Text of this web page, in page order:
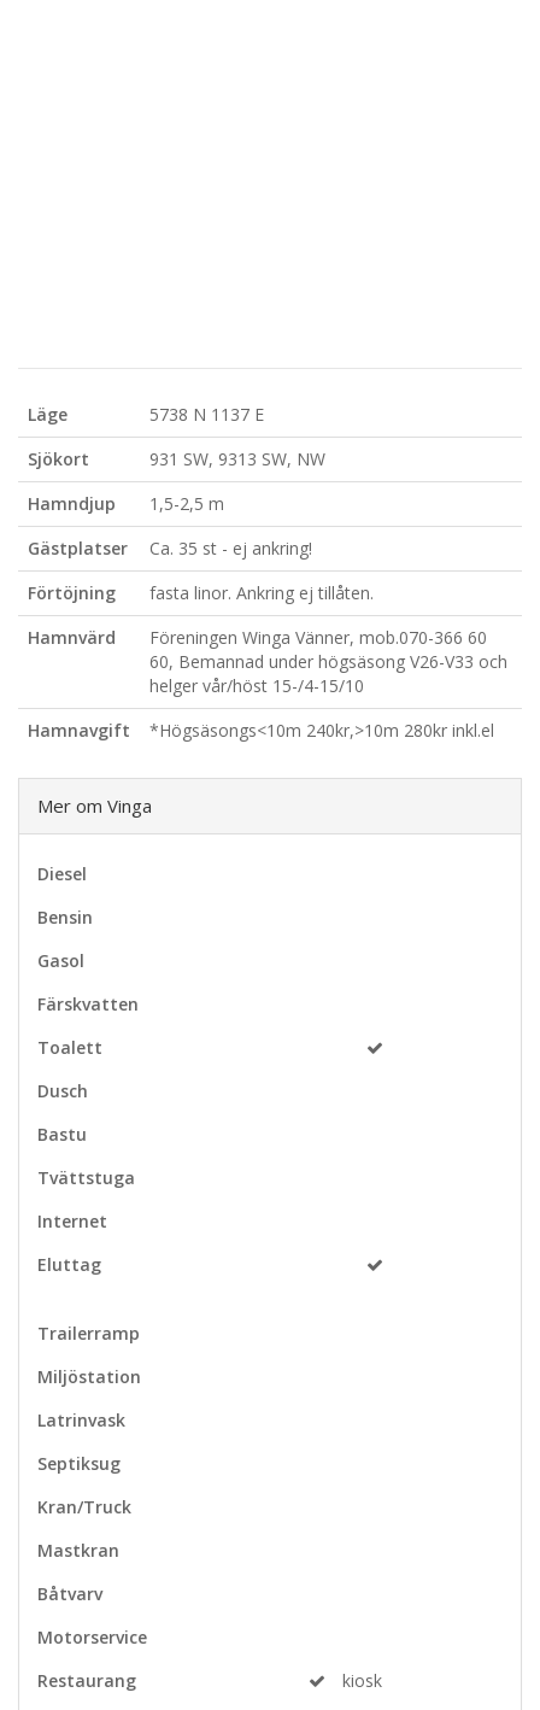
Läge
5738 N 1137 E
Sjökort
931 SW, 9313 SW, NW
Hamndjup
1,5-2,5 m
Gästplatser
Ca. 35 st - ej ankring!
Förtöjning
fasta linor. Ankring ej tillåten.
Hamnvärd
Föreningen Winga Vänner, mob.070-366 60
60, Bemannad under högsäsong V26-V33 och
helger vår/höst 15-/4-15/10
Hamnavgift
*Högsäsongs<10m 240kr,>10m 280kr inkl.el
Mer om Vinga
Diesel
Bensin
Gasol
Färskvatten
Toalett
Dusch
Bastu
Tvättstuga
Internet
Eluttag
Trailerramp
Miljöstation
Latrinvask
Septiksug
Kran/Truck
Mastkran
Båtvarv
Motorservice
Restaurang
kiosk